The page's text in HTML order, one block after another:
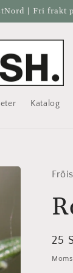
| Fri frakt
Katalog
pris
25